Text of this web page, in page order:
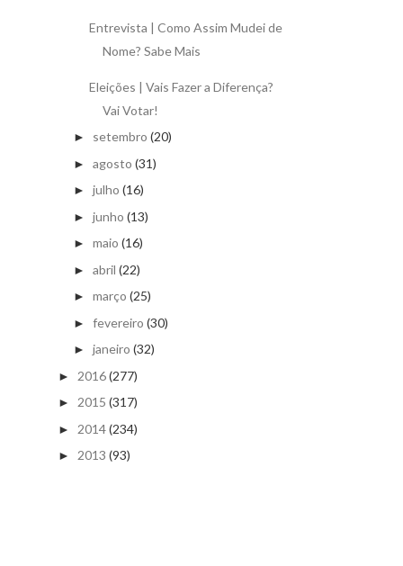
Entrevista | Como Assim Mudei de
Nome? Sabe Mais
Eleições | Vais Fazer a Diferença?
Vai Votar!
► setembro (20)
► agosto (31)
► julho (16)
► junho (13)
► maio (16)
► abril (22)
► março (25)
► fevereiro (30)
► janeiro (32)
► 2016(277)
► 2015 (317)
► 2014(234)
► 2013 (93)